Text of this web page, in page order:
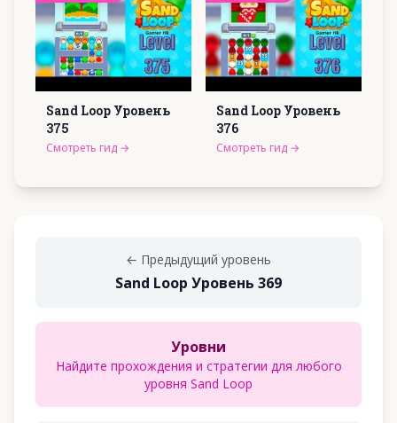
Sand Loop Уровень
375
Смотреть гид →
Sand Loop Уровень
376
Смотреть гид →
← Предыдущий уровень
Sand Loop Уровень 369
Уровни
Найдите прохождения и стратегии для любого
уровня Sand Loop